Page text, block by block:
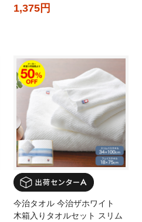
1,375円
今治タオル 今治ザホワイト
木箱入りタオルセット スリム